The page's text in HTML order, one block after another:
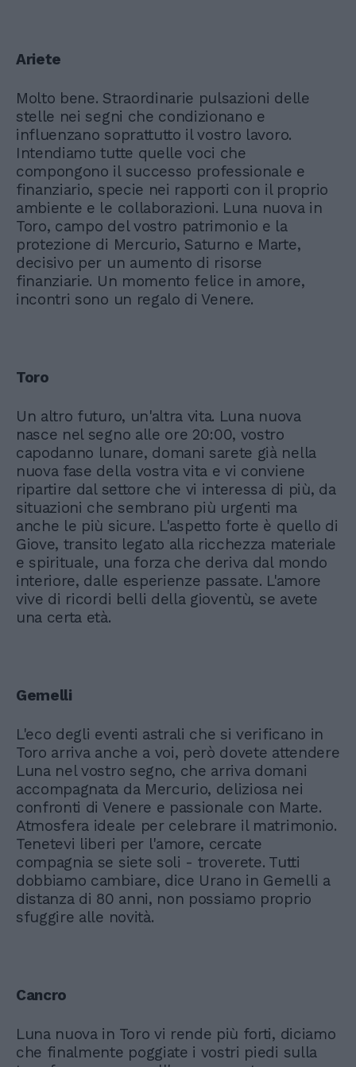
Ariete
Molto bene. Straordinarie pulsazioni delle
stelle nei segni che condizionano e
influenzano soprattutto il vostro lavoro.
Intendiamo tutte quelle voci che
compongono il successo professionale e
finanziario, specie nei rapporti con il proprio
ambiente e le collaborazioni. Luna nuova in
Toro, campo del vostro patrimonio e la
protezione di Mercurio, Saturno e Marte,
decisivo per un aumento di risorse
finanziarie. Un momento felice in amore,
incontri sono un regalo di Venere.
Toro
Un altro futuro, un'altra vita. Luna nuova
nasce nel segno alle ore 20:00, vostro
capodanno lunare, domani sarete già nella
nuova fase della vostra vita e vi conviene
ripartire dal settore che vi interessa di più, da
situazioni che sembrano più urgenti ma
anche le più sicure. L'aspetto forte è quello di
Giove, transito legato alla ricchezza materiale
e spirituale, una forza che deriva dal mondo
interiore, dalle esperienze passate. L'amore
vive di ricordi belli della gioventù, se avete
una certa età.
Gemelli
L'eco degli eventi astrali che si verificano in
Toro arriva anche a voi, però dovete attendere
Luna nel vostro segno, che arriva domani
accompagnata da Mercurio, deliziosa nei
confronti di Venere e passionale con Marte.
Atmosfera ideale per celebrare il matrimonio.
Tenetevi liberi per l'amore, cercate
compagnia se siete soli - troverete. Tutti
dobbiamo cambiare, dice Urano in Gemelli a
distanza di 80 anni, non possiamo proprio
sfuggire alle novità.
Cancro
Luna nuova in Toro vi rende più forti, diciamo
che finalmente poggiate i vostri piedi sulla